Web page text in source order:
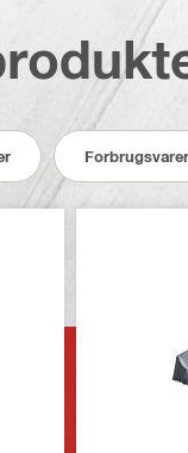
Forbrugsvarer